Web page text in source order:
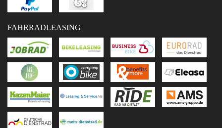
FAHRRADLEASING